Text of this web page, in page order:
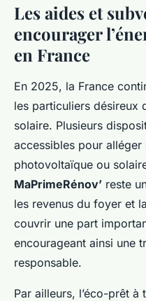
Les aides et
encourager
en France
En 2025, la France
les particuliers désireux
solaire. Plusieurs
accessibles pour alléger
photovoltaïque ou
MaPrimeRénov’ reste
les revenus du foyer et
couvrir une part
encourageant ainsi une
responsable.
Par ailleurs, l’éco-prêt